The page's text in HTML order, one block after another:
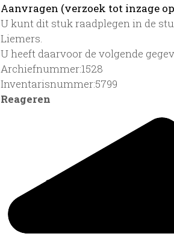
Aanvragen (verzoek tot inzage
U kunt dit stuk raadplegen in de
Liemers.
U heeft daarvoor de volgende
Archiefnummer:1528
Inventarisnummer:5799
Reageren